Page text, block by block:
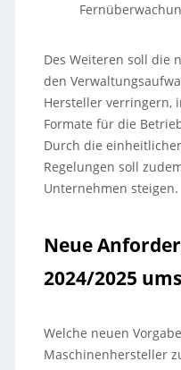
Des Weiteren soll die
den
Hersteller verringern,
Formate für die
Durch die
Regelungen soll
Unternehmen steigen.
Neue
2024/2025
Welche neuen
Maschinenhersteller